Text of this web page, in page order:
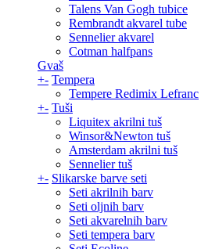
Talens Van Gogh tubice
Rembrandt akvarel tube
Sennelier akvarel
Cotman halfpans
Gvaš
+- Tempera
Tempere Redimix Lefranc
+- Tuši
Liquitex akrilni tuš
Winsor&Newton tuš
Amsterdam akrilni tuš
Sennelier tuš
+- Slikarske barve seti
Seti akrilnih barv
Seti oljnih barv
Seti akvarelnih barv
Seti tempera barv